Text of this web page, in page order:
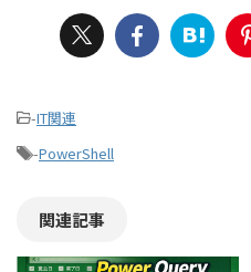
-IT関連
-PowerShell
関連記事